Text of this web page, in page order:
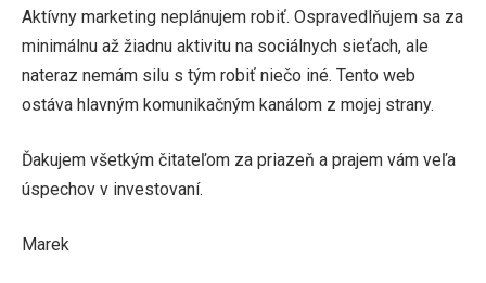
Aktívny marketing neplánujem robiť. Ospravedlňujem sa za
minimálnu až žiadnu aktivitu na sociálnych sieťach, ale
nateraz nemám silu s tým robiť niečo iné. Tento web
ostáva hlavným komunikačným kanálom z mojej strany.
Ďakujem všetkým čitateľom za priazeň a prajem vám veľa
úspechov v investovaní.
Marek